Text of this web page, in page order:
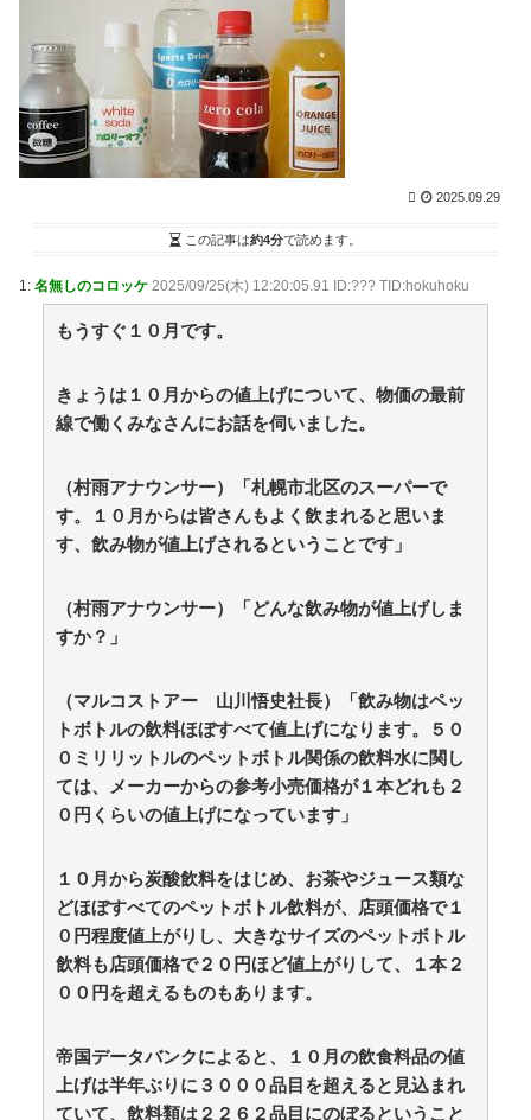
【画像】深田恭子さん（43）の私服、とんでもなく可
愛いと話題にwww / NEWまとめサイトアンテナ！
(8/8 17:00)
【閲覧注意】ケニアのスイカ、あまりにも薄過ぎ
る・・・ / NEWまとめサイトアンテナ！
【九州名物】鶏刺し食べた医師、全身麻痺へ…「死ん
だほうが良かったと思っていた」 / VIP・ネタ・オール
ジャンル – New World Antenna NEW! (8/8 16:27)
【画像】障害持ち社長「金さえあれば男はいくらでも
【画像】QカップJDさん、お〇ぱいデカ過ぎて制服が
パツパツになってしまう / 2chまとめアンテナ！ NEW!
(8/8 14:29)
【阪神対中日18回戦】8（遊） 熊谷 敬宥 8（捕） 加
【悲報】岡本和真さん、吉田正尚にOPSを抜かれる /
2chまとめアンテナ！ NEW! (8/8 14:29)
ライン (12/24 07:00)
Powered by livedoor 相互RSS
専門家を舐めきった某国国営メディア、「日本の反撃
能力が地域を不安定化させている」というストーリーで
【Money1】 韓国「信用赦免を何回やっても、何回や
っても」⇒ 257万人赦免したのに60万人がまた延滞者に
転落！ / anaguro - 総合 NEW! (8/8 17:05)
登山家「山で迷ったらとりあえず登れ」登山家「沢を
見つけて下山しろ」←これ結局どっちが正解なの？ /
5chまとめMAP(総合) NEW!
- 総合 NEW! (8/8 17:00)
【政府】高市総理「物価上昇を上回る賃上げを日本に
定着させる」 国家公務員月給3.51％増へ 人事院の勧告
を受け / 5chまとめMAP(総合) NEW!
【今はやってない】審判への性接待疑惑…韓国サッカ
ー協会が声明「現在は一切発生していない」 / 5chまと
アニメ業界「助けて！原作が枯渇してるの！」←いや
既存作品の2期やったら良いよね？ / 5chまとめMAP(総
合) NEW! (8/8 15:49)
【緊急】ハロプロ新作FSK、唯一全く売れないグルー
2025.09.29
この記事は約4分で読めます。
1: 名無しのコロッケ 2025/09/25(木) 12:20:05.91 ID:??? TID:hokuhoku
もうすぐ１０月です。
きょうは１０月からの値上げについて、物価の最前
線で働くみなさんにお話を伺いました。
（村雨アナウンサー）「札幌市北区のスーパーで
す。１０月からは皆さんもよく飲まれると思いま
す、飲み物が値上げされるということです」
（村雨アナウンサー）「どんな飲み物が値上げしま
すか？」
（マルコストアー 山川悟史社長）「飲み物はペッ
トボトルの飲料ほぼすべて値上げになります。５０
０ミリリットルのペットボトル関係の飲料水に関し
ては、メーカーからの参考小売価格が１本どれも２
０円くらいの値上げになっています」
１０月から炭酸飲料をはじめ、お茶やジュース類な
どほぼすべてのペットボトル飲料が、店頭価格で１
０円程度値上がりし、大きなサイズのペットボトル
飲料も店頭価格で２０円ほど値上がりして、１本２
００円を超えるものもあります。
帝国データバンクによると、１０月の飲食料品の値
上げは半年ぶりに３０００品目を超えると見込まれ
ていて、飲料類は２２６２品目にのぼるということ